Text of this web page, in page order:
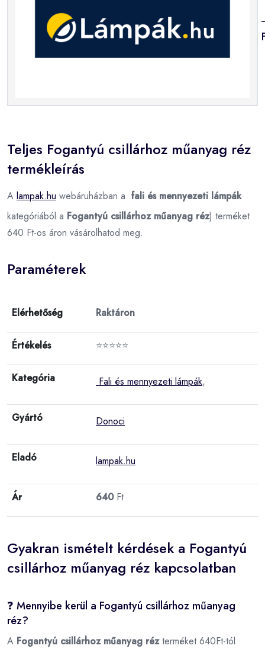
Teljes Fogantyú csillárhoz műanyag réz
termékleírás
A lampak.hu webáruházban a fali és mennyezeti lámpák
kategóriából a Fogantyú csillárhoz műanyag réz) terméket
640 Ft-os áron vásárolhatod meg.
Paraméterek
Elérhetőség Raktáron
Értékelés ⭐⭐⭐⭐⭐
Kategória Fali és mennyezeti lámpák,
Gyártó Donoci
Eladó lampak.hu
Ár 640Ft
Gyakran ismételt kérdések a Fogantyú
csillárhoz műanyag réz kapcsolatban
❓ Mennyibe kerül a Fogantyú csillárhoz műanyag
réz?
A Fogantyú csillárhoz műanyag rézterméket 640Ft-tól